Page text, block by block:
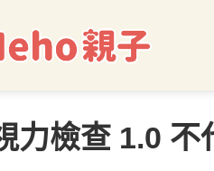
力檢查 1.0